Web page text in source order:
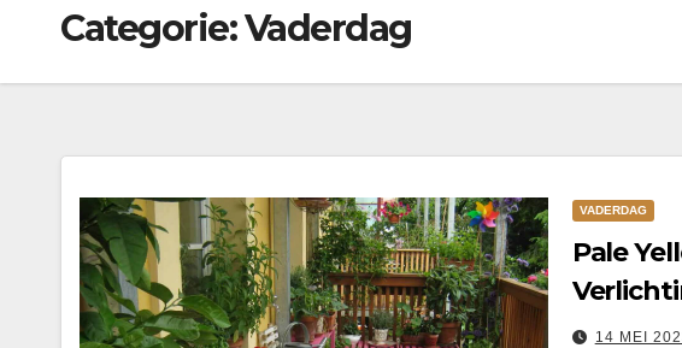
Categorie:Vaderdag
VADERDAG
Pale
14 MEI